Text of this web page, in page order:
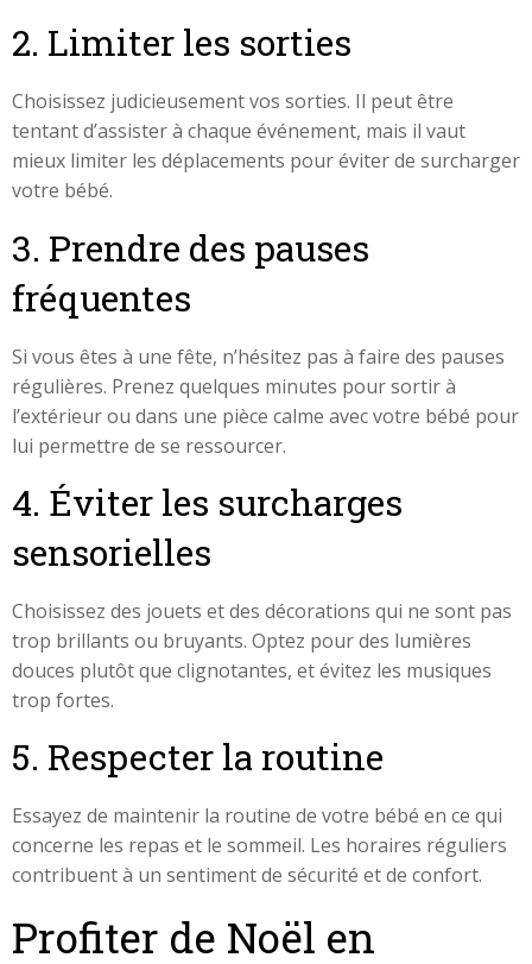
2. Limiter les sorties
Choisissez judicieusement vos sorties. Il peut être
tentant d’assister à chaque événement, mais il vaut
mieux limiter les déplacements pour éviter de surcharger
votre bébé.
3. Prendre des pauses
fréquentes
Si vous êtes à une fête, n’hésitez pas à faire des pauses
régulières. Prenez quelques minutes pour sortir à
l’extérieur ou dans une pièce calme avec votre bébé pour
lui permettre de se ressourcer.
4. Éviter les surcharges
sensorielles
Choisissez des jouets et des décorations qui ne sont pas
trop brillants ou bruyants. Optez pour des lumières
douces plutôt que clignotantes, et évitez les musiques
trop fortes.
5. Respecter la routine
Essayez de maintenir la routine de votre bébé en ce qui
concerne les repas et le sommeil. Les horaires réguliers
contribuent à un sentiment de sécurité et de confort.
Profiter de Noël en